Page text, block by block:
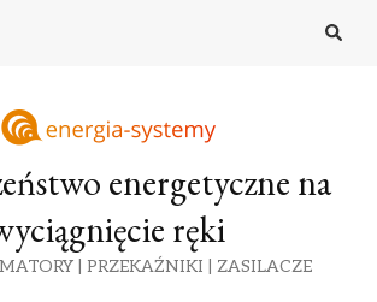
energetyczne na
ręki
| PRZEKAŹNIKI | ZASILACZE